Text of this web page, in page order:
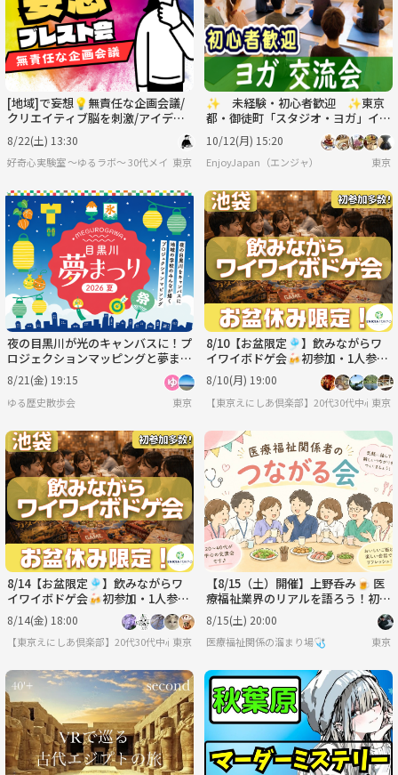
[地域]で妄想💡無責任な企画会議/
クリエイティブ脳を刺激/アイデア/
MAX6名×30代メイン/大喜利も◎
8/22(土) 13:30
好奇心実験室 ～ゆるラボ～ 30代メイン東京
✨ 未経験・初心者歓迎 ✨東京
都・御徒町「スタジオ・ヨガ」イベ
ント
10/12(月) 15:20
EnjoyJapan（エンジャ） 東京
夜の目黒川が光のキャンバスに！プ
ロジェクションマッピングと夢まつ
りを楽しむショートイベント
8/21(金) 19:15
ゆる歴史散歩会 東京
8/10【お盆限定🎐】飲みながらワ
イワイボドゲ会🍻初参加・1人参加
多数✨夏の交流イベント♫
8/10(月) 19:00
【東京えにしあ倶楽部】20代30代中心！
東京
8/14【お盆限定🎐】飲みながらワ
イワイボドゲ会🍻初参加・1人参加
多数✨夏の交流イベント♫
8/14(金) 18:00
【東京えにしあ倶楽部】20代30代中心！社会人のための“もうひとつの居場所”
東京
【8/15（土）開催】上野呑み🍺 医
療福祉業界のリアルを語ろう！初心
者歓迎イベント
8/15(土) 20:00
医療福祉関係の溜まり場🩺 東京